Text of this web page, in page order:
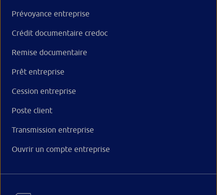
Prévoyance entreprise
Crédit documentaire credoc
Remise documentaire
Prêt entreprise
Cession entreprise
Poste client
Transmission entreprise
Ouvrir un compte entreprise